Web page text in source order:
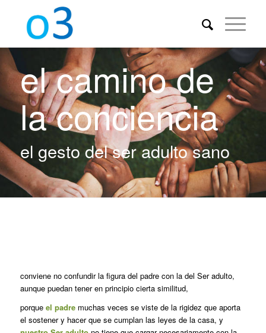
el camino de
la conciencia
el gesto del ser adulto sano
conviene no confundir la figura del padre con la del Ser adulto,
aunque puedan tener en principio cierta similitud,
porque el padremuchas veces se viste de la rigidez que aporta
el sostener y hacer que se cumplan las leyes de la casa, y